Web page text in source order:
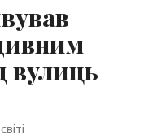
вулиць